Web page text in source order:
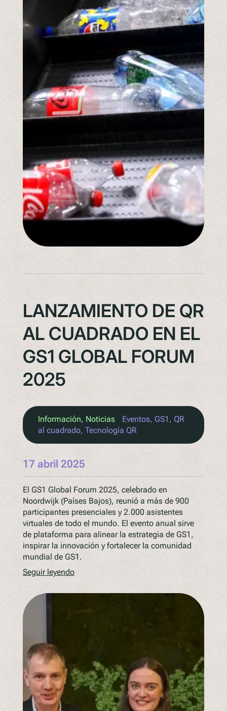
LANZAMIENTO DE QR
AL CUADRADO EN EL
GS1 GLOBAL FORUM
2025
Información, Noticias Eventos, GS1 , QR
al cuadrado, Tecnología QR
17 abril 2025
El GS1 Global Forum 2025, celebrado en
Noordwijk (Países Bajos), reunió a más de 900
participantes presenciales y 2.000 asistentes
virtuales de todo el mundo. El evento anual sirve
de plataforma para alinear la estrategia de GS1,
inspirar la innovación y fortalecer la comunidad
mundial de GS1.
Seguir leyendo